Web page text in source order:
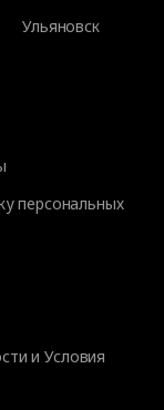
Ульяновск
персональных
иУсловия